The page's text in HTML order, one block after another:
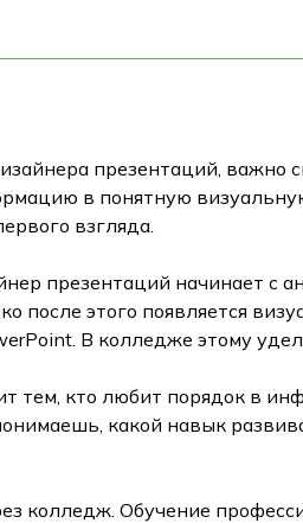
презентаций, важно
в понятную
взгляда.
презентаций начинает с
после этого появляется
В колледже этому
тем, кто любит порядок в
какой навык
колледж. Обучение